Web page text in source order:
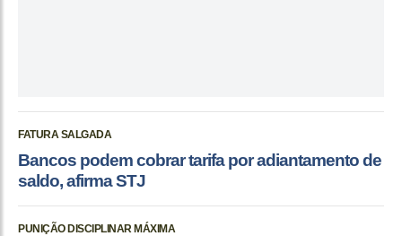
FATURA SALGADA
Bancos podem cobrar tarifa por adiantamento de
saldo, afirma STJ
PUNIÇÃO DISCIPLINAR MÁXIMA